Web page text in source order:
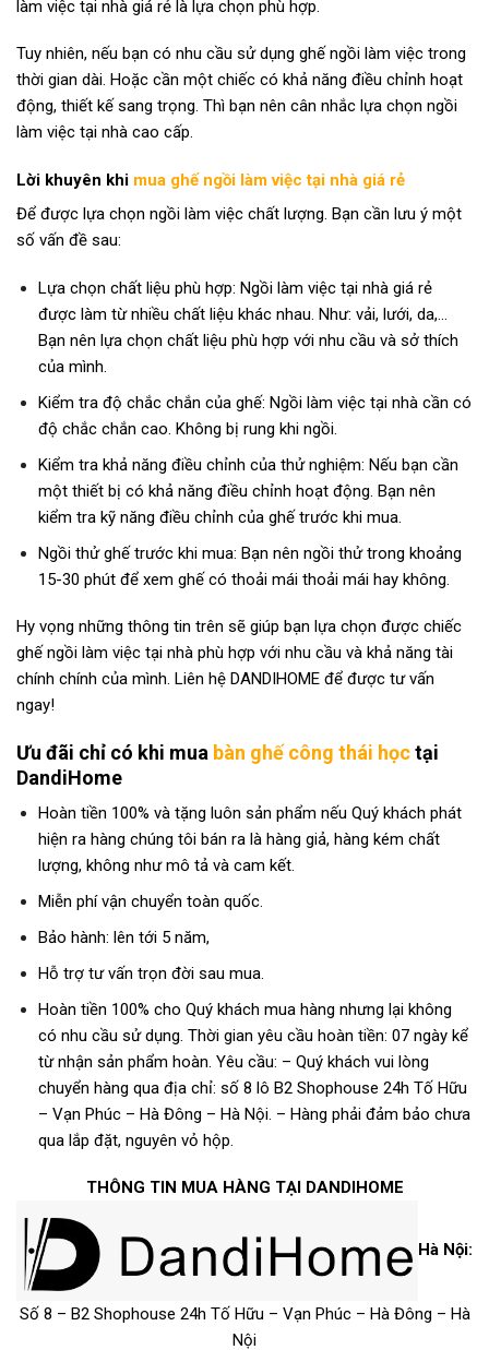
làm việc tại nhà giá rẻ là lựa chọn phù hợp.
Tuy nhiên, nếu bạn có nhu cầu sử dụng ghế ngồi làm việc trong
thời gian dài. Hoặc cần một chiếc có khả năng điều chỉnh hoạt
động, thiết kế sang trọng. Thì bạn nên cân nhắc lựa chọn ngồi
làm việc tại nhà cao cấp.
Lời khuyên khi mua ghế ngồi làm việc tại nhà giá rẻ
Để được lựa chọn ngồi làm việc chất lượng. Bạn cần lưu ý một
số vấn đề sau:
Lựa chọn chất liệu phù hợp: Ngồi làm việc tại nhà giá rẻ
được làm từ nhiều chất liệu khác nhau. Như: vải, lưới, da,…
Bạn nên lựa chọn chất liệu phù hợp với nhu cầu và sở thích
của mình.
Kiểm tra độ chắc chắn của ghế: Ngồi làm việc tại nhà cần có
độ chắc chắn cao. Không bị rung khi ngồi.
Kiểm tra khả năng điều chỉnh của thử nghiệm: Nếu bạn cần
một thiết bị có khả năng điều chỉnh hoạt động. Bạn nên
kiểm tra kỹ năng điều chỉnh của ghế trước khi mua.
Ngồi thử ghế trước khi mua: Bạn nên ngồi thử trong khoảng
15-30 phút để xem ghế có thoải mái thoải mái hay không.
Hy vọng những thông tin trên sẽ giúp bạn lựa chọn được chiếc
ghế ngồi làm việc tại nhà phù hợp với nhu cầu và khả năng tài
chính chính của mình. Liên hệ DANDIHOME để được tư vấn
ngay!
Ưu đãi chỉ có khi mua bàn ghế công thái họctại
DandiHome
Hoàn tiền 100% và tặng luôn sản phẩm nếu Quý khách phát
hiện ra hàng chúng tôi bán ra là hàng giả, hàng kém chất
lượng, không như mô tả và cam kết.
Miễn phí vận chuyển toàn quốc.
Bảo hành: lên tới 5 năm,
Hỗ trợ tư vấn trọn đời sau mua.
Hoàn tiền 100% cho Quý khách mua hàng nhưng lại không
có nhu cầu sử dụng. Thời gian yêu cầu hoàn tiền: 07 ngày kể
từ nhận sản phẩm hoàn. Yêu cầu: – Quý khách vui lòng
chuyển hàng qua địa chỉ: số 8 lô B2 Shophouse 24h Tố Hữu
– Vạn Phúc – Hà Đông – Hà Nội. – Hàng phải đảm bảo chưa
qua lắp đặt, nguyên vỏ hộp.
THÔNG TIN MUA HÀNG TẠI DANDIHOME
Hà Nội:
Số 8 – B2 Shophouse 24h Tố Hữu – Vạn Phúc – Hà Đông – Hà
Nội